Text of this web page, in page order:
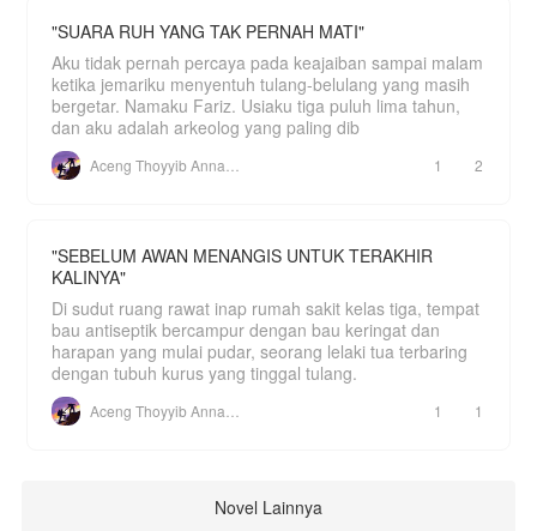
"SUARA RUH YANG TAK PERNAH MATI"
Aku tidak pernah percaya pada keajaiban sampai malam
ketika jemariku menyentuh tulang-belulang yang masih
bergetar. Namaku Fariz. Usiaku tiga puluh lima tahun,
dan aku adalah arkeolog yang paling dib
1 2
"SEBELUM AWAN MENANGIS UNTUK TERAKHIR
KALINYA"
Di sudut ruang rawat inap rumah sakit kelas tiga, tempat
bau antiseptik bercampur dengan bau keringat dan
harapan yang mulai pudar, seorang lelaki tua terbaring
dengan tubuh kurus yang tinggal tulang.
1 1
Novel Lainnya